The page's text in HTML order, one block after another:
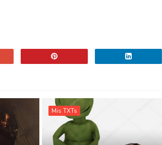
Mis TXTs